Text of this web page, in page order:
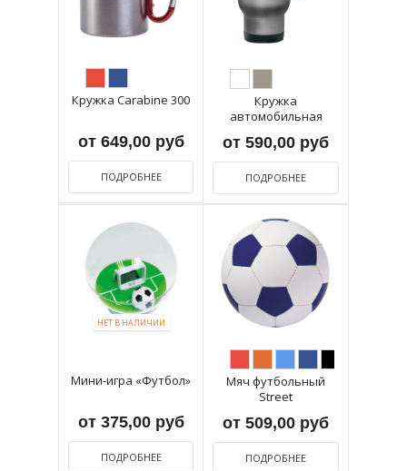
Кружка Carabine 300
от 649,00 руб
ПОДРОБНЕЕ
Кружка
автомобильная
от 590,00 руб
ПОДРОБНЕЕ
НЕТ В НАЛИЧИИ
Мини-игра «Футбол»
от 375,00 руб
ПОДРОБНЕЕ
Мяч футбольный
Street
от 509,00 руб
ПОДРОБНЕЕ